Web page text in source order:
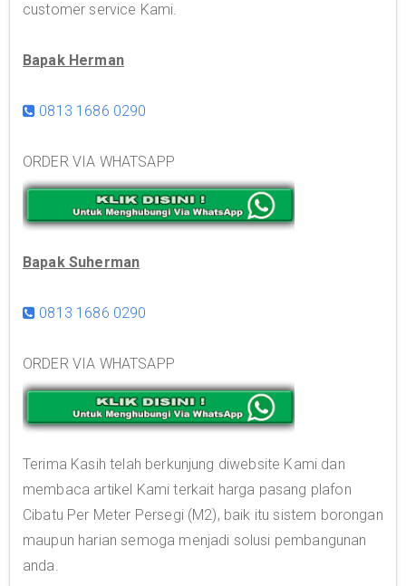
customer service Kami.
Bapak Herman
0813 1686 0290
ORDER VIA WHATSAPP
Bapak Suherman
0813 1686 0290
ORDER VIA WHATSAPP
Terima Kasih telah berkunjung diwebsite Kami dan
membaca artikel Kami terkait harga pasang plafon
Cibatu Per Meter Persegi (M2), baik itu sistem borongan
maupun harian semoga menjadi solusi pembangunan
anda.